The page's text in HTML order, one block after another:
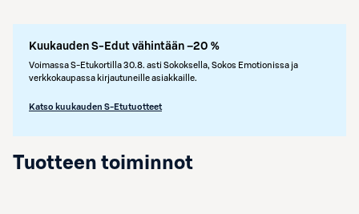
Kuukauden S-Edut vähintään –20 %
Voimassa S-Etukortilla 30.8. asti Sokoksella, Sokos Emotionissa ja
verkkokaupassa kirjautuneille asiakkaille.
Katso kuukauden S-Etutuotteet
Tuotteen toiminnot